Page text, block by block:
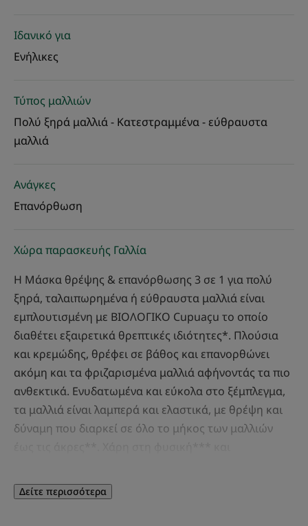
Ιδανικό για
Ενήλικες
Τύπος μαλλιών
Πολύ ξηρά μαλλιά - Κατεστραμμένα - εύθραυστα
μαλλιά
Ανάγκες
Επανόρθωση
Χώρα παρασκευής Γαλλία
Η Μάσκα θρέψης & επανόρθωσης 3 σε 1 για πολύ
ξηρά, ταλαιπωρημένα ή εύθραυστα μαλλιά είναι
εμπλουτισμένη με ΒΙΟΛΟΓΙΚΟ Cupuaçu το οποίο
διαθέτει εξαιρετικά θρεπτικές ιδιότητες*. Πλούσια
και κρεμώδης, θρέφει σε βάθος και επανορθώνει
ακόμη και τα φριζαρισμένα μαλλιά αφήνοντάς τα πιο
ανθεκτικά. Ενυδατωμένα και εύκολα στο ξέμπλεγμα,
τα μαλλιά είναι λαμπερά και ελαστικά, με θρέψη και
δύναμη που διαρκεί σε όλο το μήκος των μαλλιών
αυτή η θεραπεία 3 σε 1 είναι καλή τόσο για το
περιβάλλον όσο και για τα μαλλιά σας.
Δείτε περισσότερα